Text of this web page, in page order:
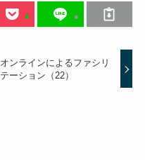
オンラインによるファシリ
テーション（22）